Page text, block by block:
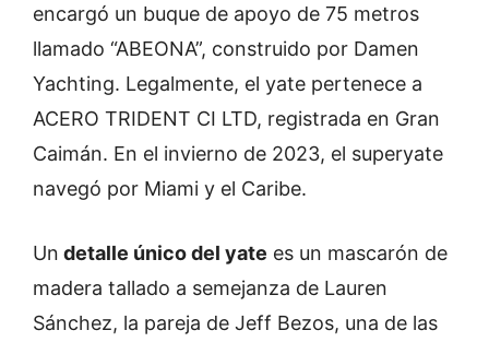
encargó un buque de apoyo de 75 metros
llamado “ABEONA”, construido por Damen
Yachting. Legalmente, el yate pertenece a
ACERO TRIDENT CI LTD, registrada en Gran
Caimán. En el invierno de 2023, el superyate
navegó por Miami y el Caribe.
Un detalle único del yate es un mascarón de
madera tallado a semejanza de Lauren
Sánchez, la pareja de Jeff Bezos, una de las